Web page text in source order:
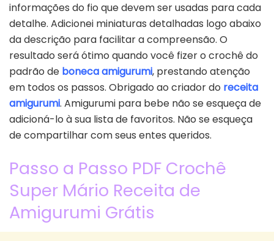
informações do fio que devem ser usadas para cada
detalhe. Adicionei miniaturas detalhadas logo abaixo
da descrição para facilitar a compreensão. O
resultado será ótimo quando você fizer o crochê do
padrão de boneca amigurumi, prestando atenção
em todos os passos. Obrigado ao criador do receita
amigurumi. Amigurumi para bebe não se esqueça de
adicioná-lo à sua lista de favoritos. Não se esqueça
de compartilhar com seus entes queridos.
Passo a Passo PDF Crochê
Super Mário Receita de
Amigurumi Grátis